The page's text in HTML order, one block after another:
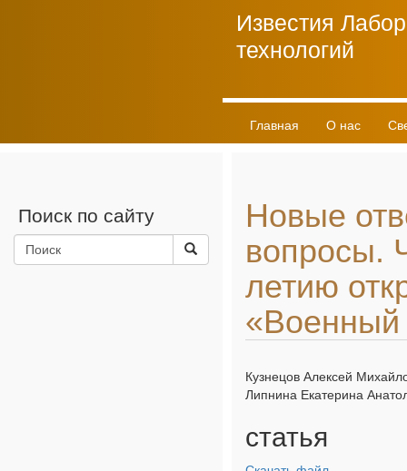
Известия
технологий
Главная О нас
Поиск по сайту
Новые
вопросы.
летию
«Военный
Кузнецов Алексей
Липнина Екатерина
статья